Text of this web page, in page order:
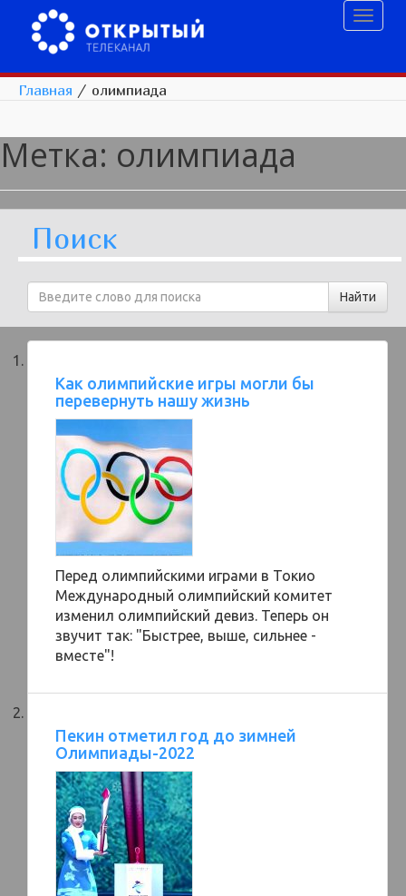
Главная / олимпиада
Метка: олимпиада
Поиск
Как олимпийские игры могли бы
перевернуть нашу жизнь
Перед олимпийскими играми в Токио
Международный олимпийский комитет
изменил олимпийский девиз. Теперь он
звучит так: "Быстрее, выше, сильнее -
вместе"!
Пекин отметил год до зимней
Олимпиады-2022